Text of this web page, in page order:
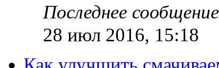
Последнее
28 июл 2016, 15:18